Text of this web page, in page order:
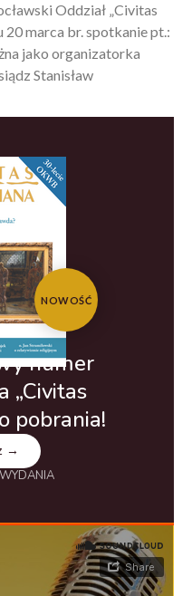
Oddział „Civitas
20 marca br. spotkanie pt.:
jako organizatorka
Stanisław
NOWOŚĆ
numer
„Civitas
pobrania!
→